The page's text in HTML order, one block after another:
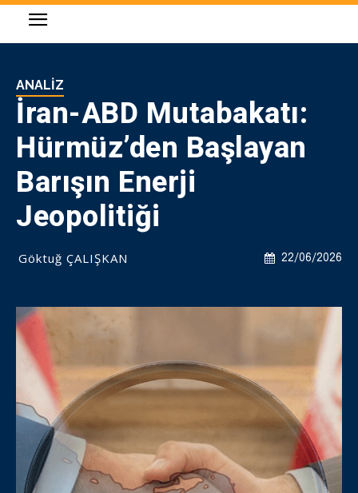
ANALIZ
İran-ABD Mutabakatı:
Hürmüz’den Başlayan
Barışın Enerji
Jeopolitiği
22/06/2026
Göktuğ ÇALIŞKAN